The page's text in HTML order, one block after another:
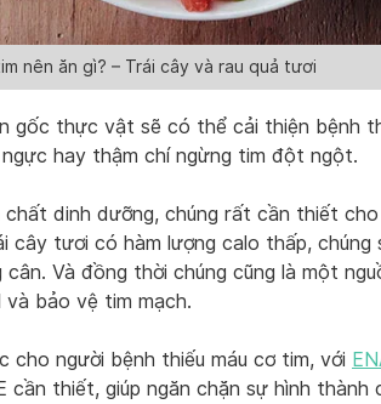
nên ăn gì? – Trái cây và rau quả tươi
gốc thực vật sẽ có thể cải thiện bệnh
hay thậm chí ngừng tim đột ngột.
dinh dưỡng, chúng rất cần thiết
cây tươi có hàm lượng calo thấp, chúng
Và đồng thời chúng cũng là một
bảo vệ tim mạch.
người bệnh thiếu máu cơ tim, với
cần thiết, giúp ngăn chặn sự hình thành